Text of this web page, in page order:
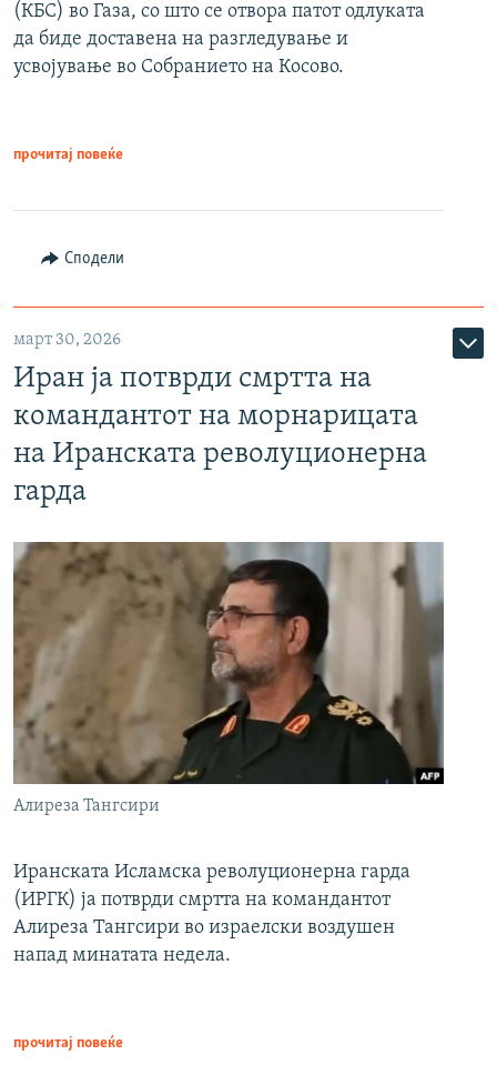
(КБС) во Газа, со што се отвора патот одлуката
да биде доставена на разгледување и
усвојување во Собранието на Косово.
прочитај повеќе
Сподели
март 30, 2026
Иран ја потврди смртта на
командантот на морнарицата
на Иранската револуционерна
гарда
Алиреза Тангсири
Иранската Исламска револуционерна гарда
(ИРГК) ја потврди смртта на командантот
Алиреза Тангсири во израелски воздушен
напад минатата недела.
прочитај повеќе